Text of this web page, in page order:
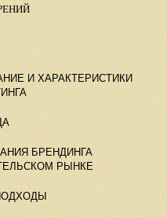
И ХАРАКТЕРИСТИКИ
БРЕНДИНГА
РЫНКЕ